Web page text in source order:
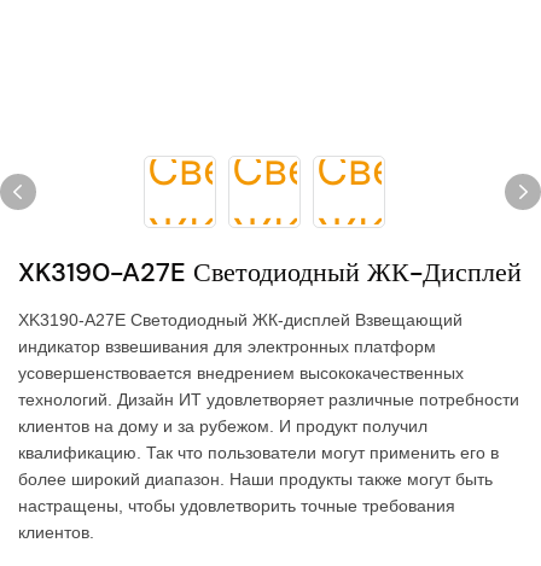
XK3190-A27E Светодиодный ЖК-Дисплей
XK3190-A27E Светодиодный ЖК-дисплей Взвещающий
индикатор взвешивания для электронных платформ
усовершенствовается внедрением высококачественных
технологий. Дизайн ИТ удовлетворяет различные потребности
клиентов на дому и за рубежом. И продукт получил
квалификацию. Так что пользователи могут применить его в
более широкий диапазон. Наши продукты также могут быть
настращены, чтобы удовлетворить точные требования
клиентов.